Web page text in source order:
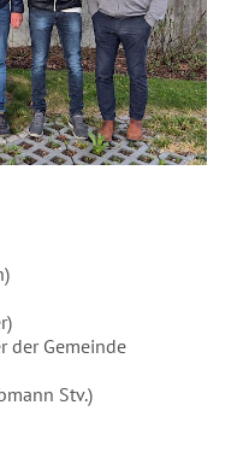
der Gemeinde
Stv.)